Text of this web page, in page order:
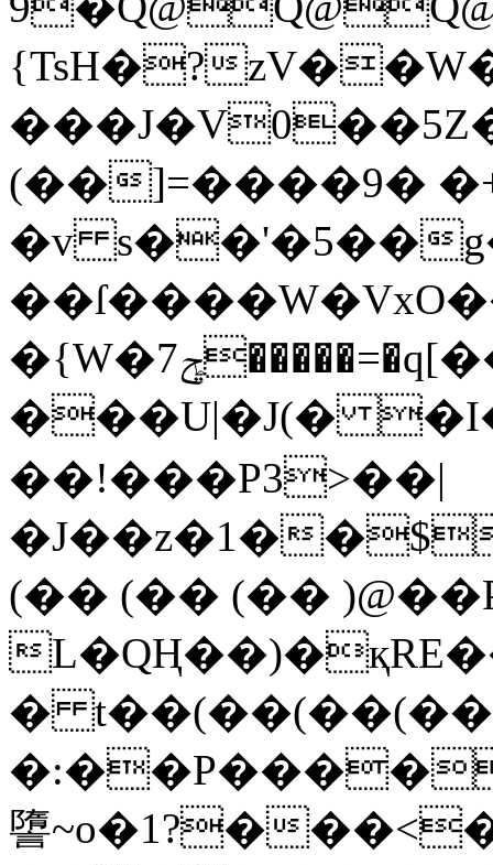
{TsH�?
(��]=����9�
�v s��'�5��
�{W�7ݯ�����=�q[���37V��t߇���I���(�1\�tQ�2��(����(��p�*��SQ0���JuQEQEQEQQH�1�(I$
���U|�J(�
��!���P3>��|
�J��z�1�
(�� (�� (��
�
䜐~o�1?�